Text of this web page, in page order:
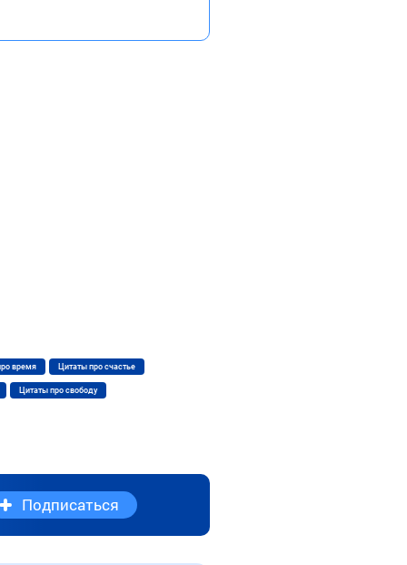
время Цитаты про счастье
Цитаты про свободу
Подписаться